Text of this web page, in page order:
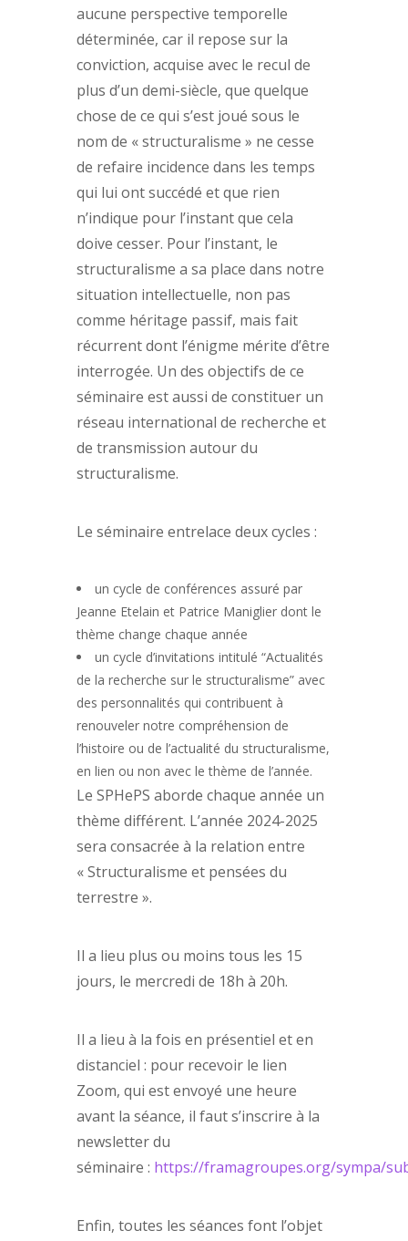
aucune perspective temporelle
déterminée, car il repose sur la
conviction, acquise avec le recul de
plus d’un demi-siècle, que quelque
chose de ce qui s’est joué sous le
nom de « structuralisme » ne cesse
de refaire incidence dans les temps
qui lui ont succédé et que rien
n’indique pour l’instant que cela
doive cesser. Pour l’instant, le
structuralisme a sa place dans notre
situation intellectuelle, non pas
comme héritage passif, mais fait
récurrent dont l’énigme mérite d’être
interrogée. Un des objectifs de ce
séminaire est aussi de constituer un
réseau international de recherche et
de transmission autour du
structuralisme.
Le séminaire entrelace deux cycles :
un cycle de conférences assuré par
Jeanne Etelain et Patrice Maniglier dont le
thème change chaque année
un cycle d’invitations intitulé “Actualités
de la recherche sur le structuralisme” avec
des personnalités qui contribuent à
renouveler notre compréhension de
l’histoire ou de l’actualité du structuralisme,
en lien ou non avec le thème de l’année.
Le SPHePS aborde chaque année un
thème différent. L’année 2024-2025
sera consacrée à la relation entre
« Structuralisme et pensées du
terrestre ».
Il a lieu plus ou moins tous les 15
jours, le mercredi de 18h à 20h.
Il a lieu à la fois en présentiel et en
distanciel : pour recevoir le lien
Zoom, qui est envoyé une heure
avant la séance, il faut s’inscrire à la
newsletter du
séminaire : https://framagroupes.org/sympa/
Enfin, toutes les séances font l’objet